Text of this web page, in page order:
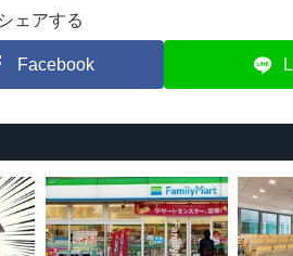
シェアする
Facebook